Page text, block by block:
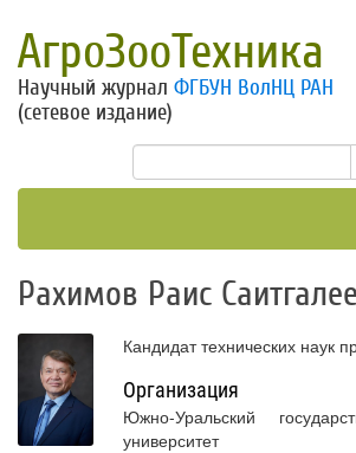
АгроЗооТехника
Научный журнал ФГБУН ВолНЦ РАН
(сетевое издание)
Рахимов Раис
Кандидат технических наук
Организация
Южно-Уральский
университет